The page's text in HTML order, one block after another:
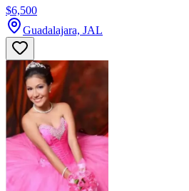
$6,500
Guadalajara, JAL